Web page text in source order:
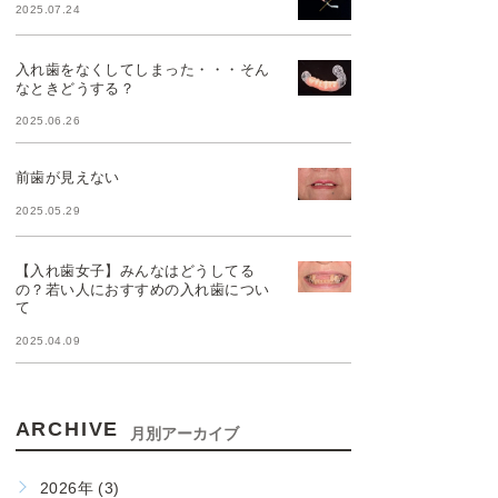
2025.07.24
入れ歯をなくしてしまった・・・そん
なときどうする？
2025.06.26
前歯が見えない
2025.05.29
【入れ歯女子】みんなはどうしてる
の？若い人におすすめの入れ歯につい
て
2025.04.09
ARCHIVE 月別アーカイブ
2026年 (3)